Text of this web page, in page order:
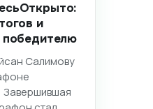
и
победителю
Салимову